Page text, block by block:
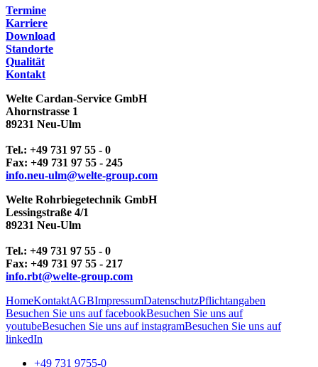
Termine
Karriere
Download
Standorte
Qualität
Kontakt
Welte Cardan-Service GmbH
Ahornstrasse 1
89231 Neu-Ulm
Tel.: +49 731 97 55 - 0
Fax: +49 731 97 55 - 245
info.neu-ulm@welte-group.com
Welte Rohrbiegetechnik GmbH
Lessingstraße 4/1
89231 Neu-Ulm
Tel.: +49 731 97 55 - 0
Fax: +49 731 97 55 - 217
info.rbt@welte-group.com
HomeKontaktAGBImpressumDatenschutzPflichtangaben
Besuchen Sie uns auf facebookBesuchen Sie uns auf
youtubeBesuchen Sie uns auf instagramBesuchen Sie uns auf
linkedIn
+49 731 9755-0